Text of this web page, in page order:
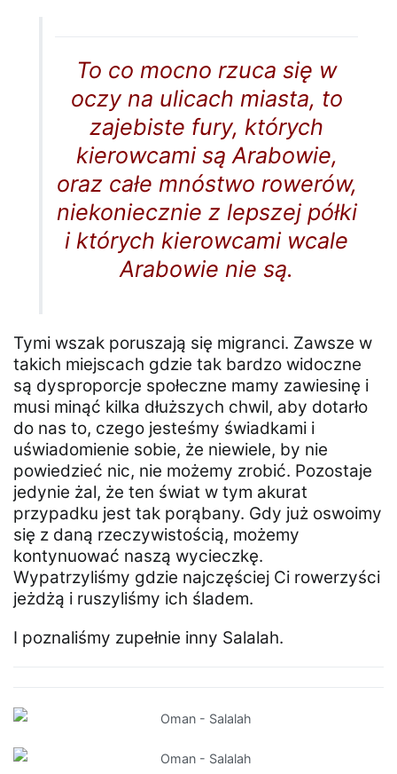
To co mocno rzuca się w
oczy na ulicach miasta, to
zajebiste fury, których
kierowcami są Arabowie,
oraz całe mnóstwo rowerów,
niekoniecznie z lepszej półki
i których kierowcami wcale
Arabowie nie są.
Tymi wszak poruszają się migranci. Zawsze w
takich miejscach gdzie tak bardzo widoczne
są dysproporcje społeczne mamy zawiesinę i
musi minąć kilka dłuższych chwil, aby dotarło
do nas to, czego jesteśmy świadkami i
uświadomienie sobie, że niewiele, by nie
powiedzieć nic, nie możemy zrobić. Pozostaje
jedynie żal, że ten świat w tym akurat
przypadku jest tak porąbany. Gdy już oswoimy
się z daną rzeczywistością, możemy
kontynuować naszą wycieczkę.
Wypatrzyliśmy gdzie najczęściej Ci rowerzyści
jeżdżą i ruszyliśmy ich śladem.
I poznaliśmy zupełnie inny Salalah.